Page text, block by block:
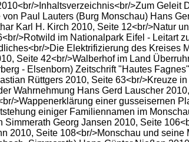
>Inhaltsverzeichnis<br/>Zum
Paul Lauters (Burg Monschau) Hans
Karl H. Kirch 2010, Seite 12<br/>Natur
>Rotwild im Nationalpark Eifel - Leitart
>Die Elektrifizierung des Kreises
Seite 42<br/>Walberhof im Land
- Elsenborn) Zeitschrift "Hautes
Rüttgers 2010, Seite 63<br/>Kreuze
Wahrnehmung Hans Gerd Lauscher
>Wappenerklärung einer gusseisernen
einiger Familiennamen im
Simmerath Georg Jansen 2010, Seite
2010, Seite 108<br/>Monschau und